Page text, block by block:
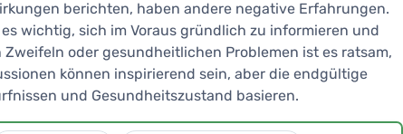
berichten, haben andere negative Erfahrungen.
wichtig, sich im Voraus gründlich zu informieren und
oder gesundheitlichen Problemen ist es ratsam,
können inspirierend sein, aber die endgültige
und Gesundheitszustand basieren.